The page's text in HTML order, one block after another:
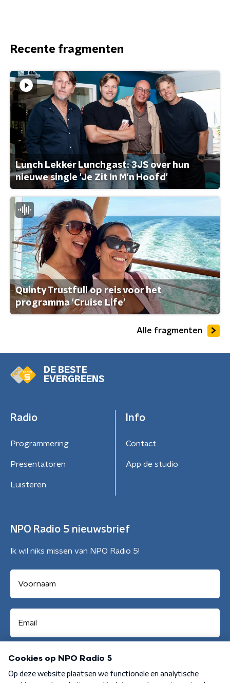
Recente fragmenten
Lunch Lekker Lunchgast: 3JS over hun
nieuwe single 'Je Zit In M'n Hoofd'
Quinty Trustfull op reis voor het
programma 'Cruise Life'
Alle fragmenten
DE BESTE
EVERGREENS
Radio
Programmering
Presentatoren
Luisteren
Info
Contact
App de studio
NPO Radio 5 nieuwsbrief
Ik wil niks missen van NPO Radio 5!
Aanmelden